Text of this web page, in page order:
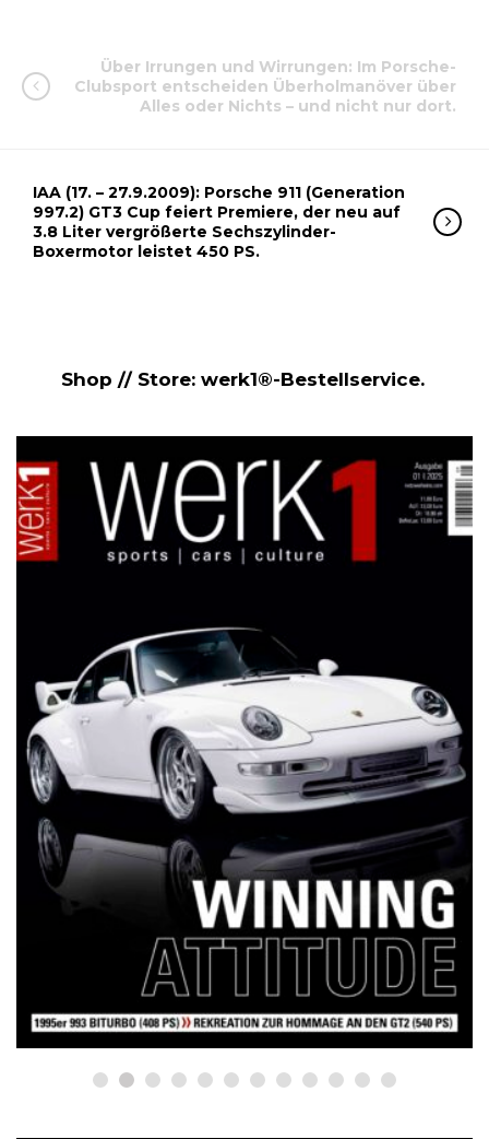
Über Irrungen und Wirrungen: Im Porsche-
Clubsport entscheiden Überholmanöver über
Alles oder Nichts – und nicht nur dort.
IAA (17. – 27.9.2009): Porsche 911 (Generation
997.2) GT3 Cup feiert Premiere, der neu auf
3.8 Liter vergrößerte Sechszylinder-
Boxermotor leistet 450 PS.
Shop // Store: werk1®-Bestellservice.
NETZWERKEINS GO! // ONLINE-STORE BY WERK1
12 Jahre werk1® sports | cars |
culture: Bestellen Sie jetzt die
neue Sommerausgabe 01 | 2025
(erscheint am 1. Juli 2025) online
auf netzwerkeins | GO!
23. Juni 2025